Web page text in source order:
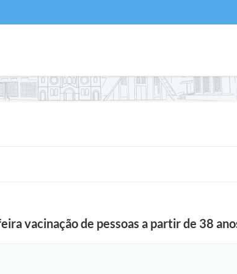
vacinação de pessoas a partir de 38